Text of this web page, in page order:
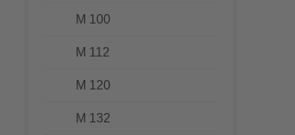
M 100
M 112
M 120
M 132